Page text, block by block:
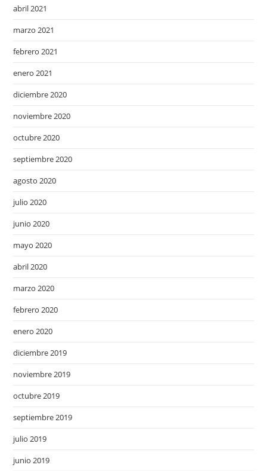
abril 2021
marzo 2021
febrero 2021
enero 2021
diciembre 2020
noviembre 2020
octubre 2020
septiembre 2020
agosto 2020
julio 2020
junio 2020
mayo 2020
abril 2020
marzo 2020
febrero 2020
enero 2020
diciembre 2019
noviembre 2019
octubre 2019
septiembre 2019
julio 2019
junio 2019